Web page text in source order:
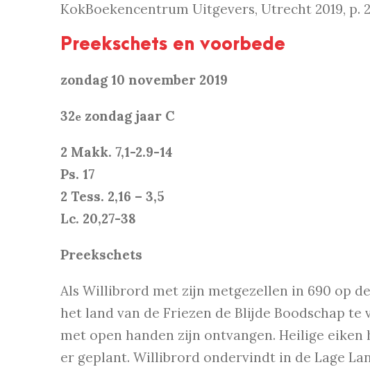
KokBoekencentrum Uitgevers, Utrecht 2019, p.
Preekschets en voorbede
zondag 10 november 2019
32e zondag jaar C
2 Makk. 7,1-2.9-14
Ps. 17
2 Tess. 2,16 – 3,5
Lc. 20,27-38
Preekschets
Als Willibrord met zijn metgezellen in 690 op
het land van de Friezen de Blijde Boodschap
met open handen zijn ontvangen. Heilige
er geplant. Willibrord ondervindt in de Lage